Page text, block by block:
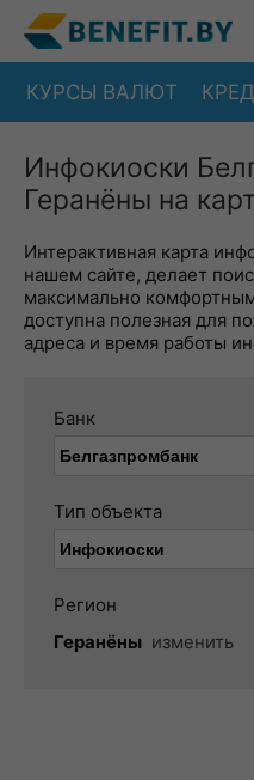
КУРСЫ ВАЛЮТ
Инфокиоски
Геранёны на
Интерактивная карта
нашем сайте, делает
максимально
доступна полезная для
адреса и время работы
Банк
Тип объекта
Регион
Геранёны изменить